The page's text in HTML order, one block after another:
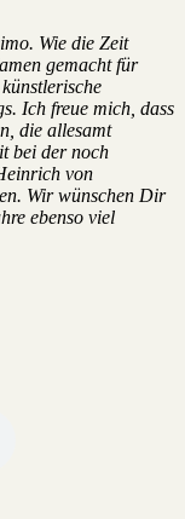
Wie die Zeit
gemacht für
Ich freue mich, dass
die allesamt
bei der noch
von
Wir wünschen Dir
ebenso viel